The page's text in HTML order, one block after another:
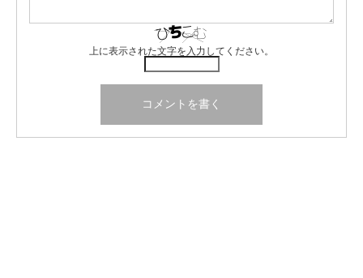
上に表示された文字を入力してください。